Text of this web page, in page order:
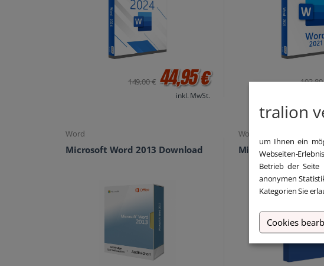
149,00 € 44,95 €
inkl. MwSt.
193,89
Word
Microsoft Word 2013 Download
Word
Microsoft Word
tralion
um Ihnen ein
Webseiten-
Betrieb der
anonymen
Kategorien Sie
Cookies